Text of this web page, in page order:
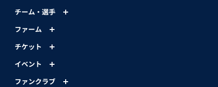
チーム・選手
ファーム
チケット
イベント
ファンクラブ